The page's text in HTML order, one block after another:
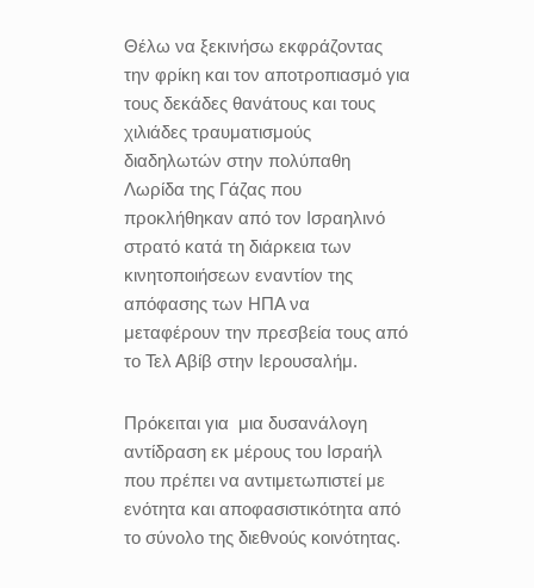
Θέλω να ξεκινήσω εκφράζοντας
την φρίκη και τον αποτροπιασμό για
τους δεκάδες θανάτους και τους
χιλιάδες τραυματισμούς
διαδηλωτών στην πολύπαθη
Λωρίδα της Γάζας που
προκλήθηκαν από τον Ισραηλινό
στρατό κατά τη διάρκεια των
κινητοποιήσεων εναντίον της
απόφασης των ΗΠΑ να
μεταφέρουν την πρεσβεία τους από
το Τελ Αβίβ στην Ιερουσαλήμ.
Πρόκειται για μια δυσανάλογη
αντίδραση εκ μέρους του Ισραήλ
που πρέπει να αντιμετωπιστεί με
ενότητα και αποφασιστικότητα από
το σύνολο της διεθνούς κοινότητας.